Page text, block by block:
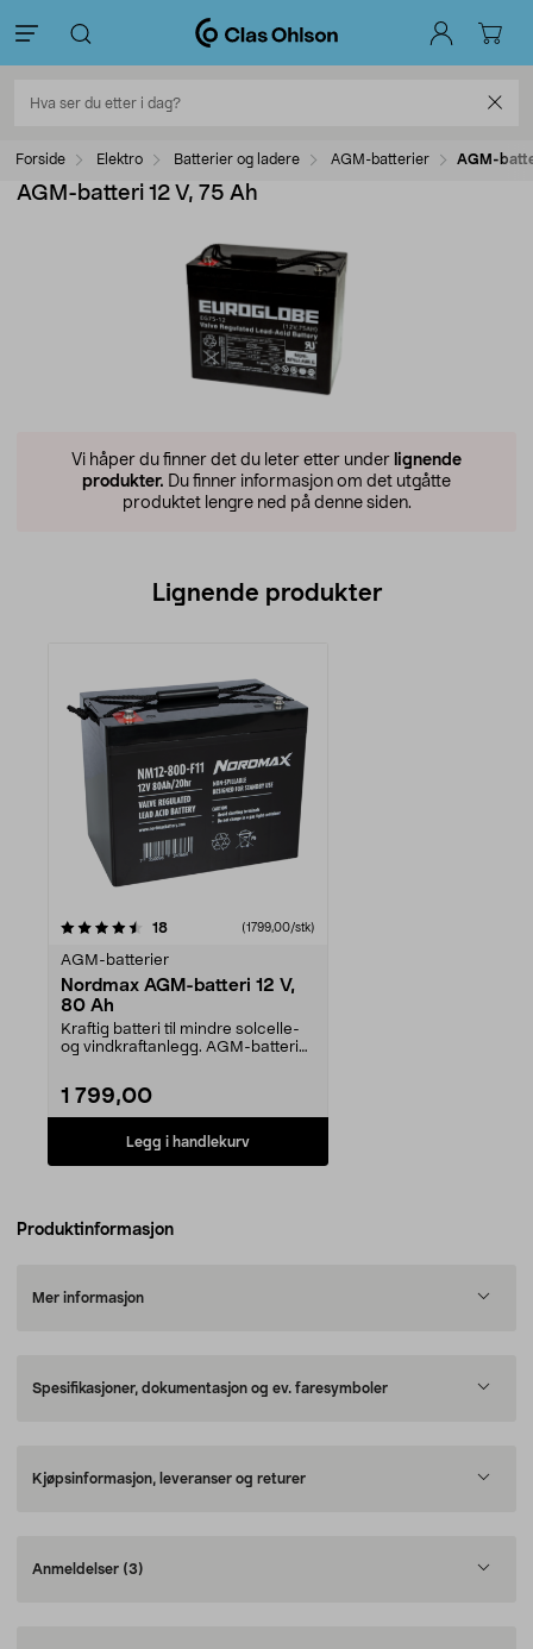
Forside Elektro Batterier og ladere AGM-batterier AGM-
AGM-batteri 12 V, 75 Ah
Vi håper du finner det du leter etter under lignende
produkter. Du finner informasjon om det utgåtte
produktet lengre ned på denne siden.
Lignende produkter
18anmeldelser(1799,00/stk)
AGM-batterier
Nordmax AGM-batteri 12 V,
80 Ah
Kraftig batteri til mindre solcelle-
og vindkraftanlegg. AGM-batteri
1 799,00
Legg i handlekurv
Produktinformasjon
Mer informasjon
Spesifikasjoner, dokumentasjon og ev. faresymboler
Kjøpsinformasjon, leveranser og returer
Anmeldelser (3)